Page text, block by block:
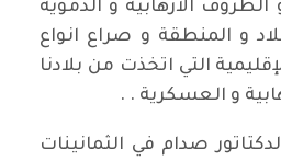
الارهابية و الدموية
و المنطقة و صراع انواع
التي اتخذت من بلادنا
و العسكرية . .
صدام في الثمانينات